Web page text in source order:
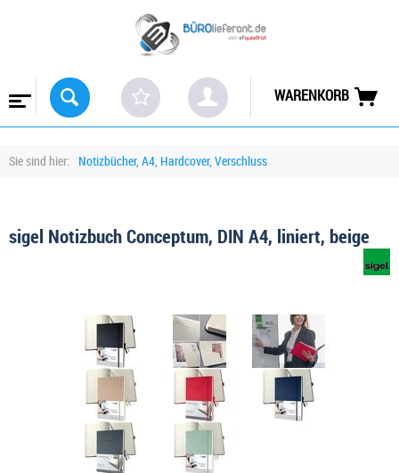
WARENKORB
Sie sind hier: Notizbücher, A4, Hardcover, Verschluss
sigel Notizbuch Conceptum, DIN A4, liniert, beige